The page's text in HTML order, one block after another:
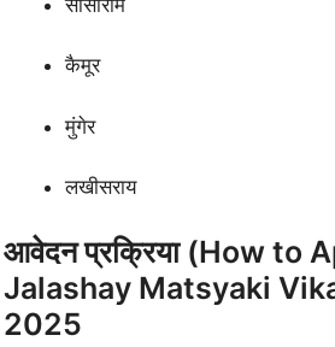
कैमूर
मुंगेर
लखीसराय
आवेदन प्रक्रिया (How to
Jalashay Matsyaki
2025